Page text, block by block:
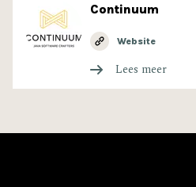
Continuum
Website
Lees meer